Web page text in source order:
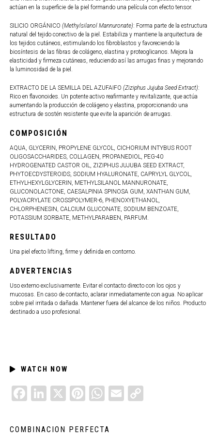
actúan en la superficie de la piel formando una película con efecto tensor.
SILICIO ORGÁNICO (Methylsilanol Mannuronate): Forma parte de la estructura
natural del tejido conectivo de la piel. Estabiliza y mantiene la arquitectura de
los tejidos cutáneos, estimulando los fibroblastos y favoreciendo la
biosíntesis de las fibras de colágeno, elastina y proteoglicanos. Mejora la
elasticidad y firmeza cutáneas, reduciendo así las arrugas finas y mejorando
la luminosidad de la piel.
EXTRACTO DE LA SEMILLA DEL AZUFAIFO (Ziziphus Jujuba Seed Extract):
Rico en flavonoides. Un potente activo reafirmante y revitalizante, que actúa
aumentando la producción de colágeno y elastina, proporcionando una
estructura de sostén resistente que evite la aparición de arrugas.
COMPOSICIÓN
AQUA, GLYCERIN, PROPYLENE GLYCOL, CICHORIUM INTYBUS ROOT
OLIGOSACCHARIDES, COLLAGEN, PROPANEDIOL, PEG-40
HYDROGENATED CASTOR OIL, ZIZIPHUS JUJUBA SEED EXTRACT,
PHYTOECDYSTEROIDS, SODIUM HYALURONATE, CAPRYLYL GLYCOL,
ETHYLHEXYLGLYCERIN, METHYLSILANOL MANNURONATE,
GLUCONOLACTONE, CAESALPINIA SPINOSA GUM, XANTHAN GUM,
POLYACRYLATE CROSSPOLYMER-6, PHENOXYETHANOL,
CHLORPHENESIN, CALCIUM GLUCONATE, SODIUM BENZOATE,
POTASSIUM SORBATE, METHYLPARABEN, PARFUM.
RESULTADO
Una piel efecto lifting, firme y definida en contorno.
ADVERTENCIAS
Uso externo exclusivamente. Evitar el contacto directo con los ojos y
mucosas. En caso de contacto, aclarar inmediatamente con agua. No aplicar
sobre piel irritada o dañada. Mantener fuera del alcance de los niños. Producto
destinado a uso profesional.
WATCH NOW
FACEBOOKLINKEDIN PINTEREST
WHATSAPP
EMAIL
COMBINACION PERFECTA